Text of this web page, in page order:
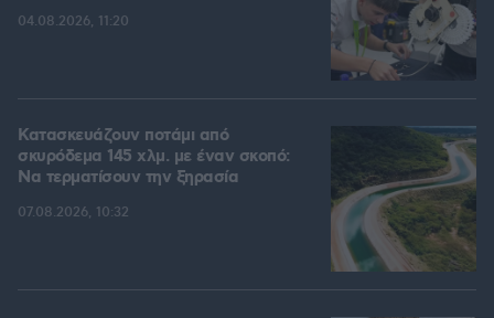
04.08.2026, 11:20
Κατασκευάζουν ποτάμι από
σκυρόδεμα 145 χλμ. με έναν σκοπό:
Να τερματίσουν την ξηρασία
07.08.2026, 10:32